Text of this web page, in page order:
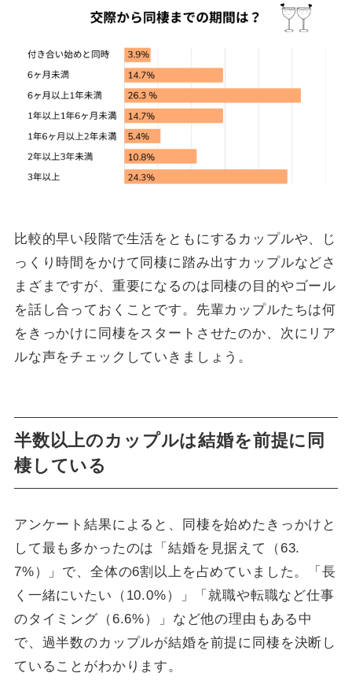
比較的早い段階で生活をともにするカップルや、じ
っくり時間をかけて同棲に踏み出すカップルなどさ
まざまですが、重要になるのは同棲の目的やゴール
を話し合っておくことです。先輩カップルたちは何
をきっかけに同棲をスタートさせたのか、次にリア
ルな声をチェックしていきましょう。
半数以上のカップルは結婚を前提に同
棲している
アンケート結果によると、同棲を始めたきっかけと
して最も多かったのは「結婚を見据えて（63.
7%）」で、全体の6割以上を占めていました。「長
く一緒にいたい（10.0%）」「就職や転職など仕事
のタイミング（6.6%）」など他の理由もある中
で、過半数のカップルが結婚を前提に同棲を決断し
ていることがわかります。